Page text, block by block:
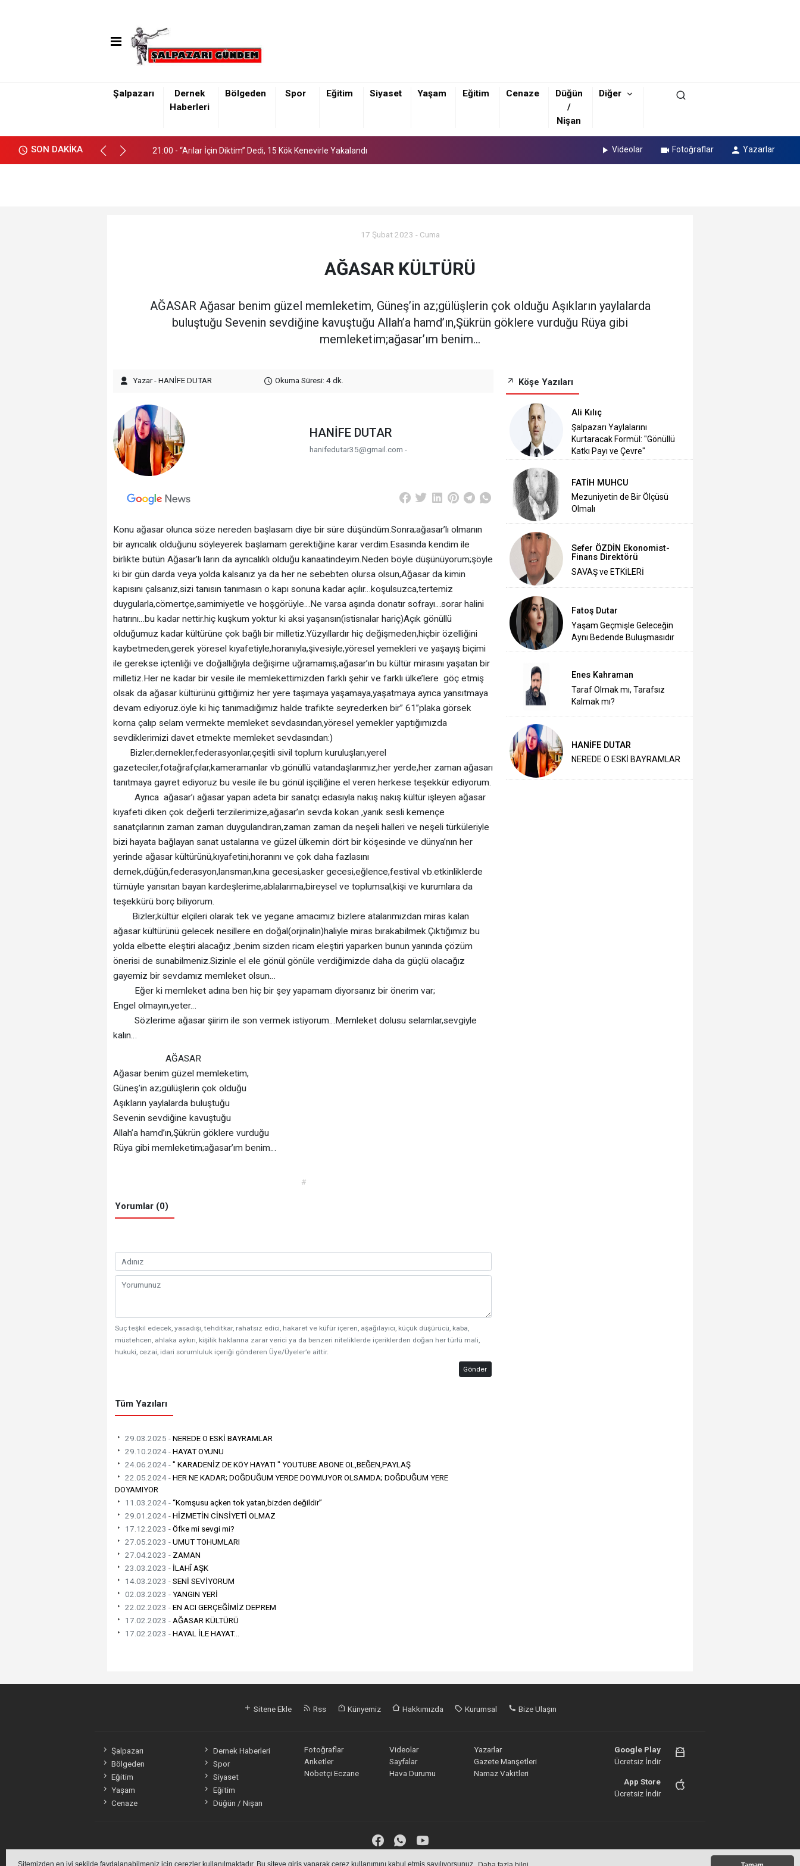
Şalpazarı
Dernek
Haberleri
Bölgeden Spor Eğitim Siyaset Yaşam Eğitim Cenaze
Düğün
/
Nişan
Diğer
SON DAKİKA
21:00 - “Arılar İçin Diktim” Dedi, 15 Kök Kenevirle Yakalandı
21:00 - “Arılar İçin Diktim” Dedi, 15 Kök Kenevirle Yakalandı Videolar Fotoğraflar Yazarlar
17 Şubat 2023 - Cuma
AĞASAR KÜLTÜRÜ
AĞASAR Ağasar benim güzel memleketim, Güneş’in az;gülüşlerin çok olduğu Aşıkların yaylalarda
buluştuğu Sevenin sevdiğine kavuştuğu Allah’a hamd’ın,Şükrün göklere vurduğu Rüya gibi
memleketim;ağasar’ım benim…
Yazar - HANİFE DUTAR Okuma Süresi: 4 dk.
HANİFE DUTAR
hanifedutar35@gmail.com -
Konu ağasar olunca söze nereden başlasam diye bir süre düşündüm.Sonra;ağasar’lı olmanın
bir ayrıcalık olduğunu söyleyerek başlamam gerektiğine karar verdim.Esasında kendim ile
birlikte bütün Ağasar’lı ların da ayrıcalıklı olduğu kanaatindeyim.Neden böyle düşünüyorum;şöyle
ki bir gün darda veya yolda kalsanız ya da her ne sebebten olursa olsun,Ağasar da kimin
kapısını çalsanız,sizi tanısın tanımasın o kapı sonuna kadar açılır…koşulsuzca,tertemiz
duygularla,cömertçe,samimiyetle ve hoşgörüyle…Ne varsa aşında donatır sofrayı…sorar halini
hatırını…bu kadar nettir.hiç kuşkum yoktur ki aksi yaşansın(istisnalar hariç)Açık gönüllü
olduğumuz kadar kültürüne çok bağlı bir milletiz.Yüzyıllardır hiç değişmeden,hiçbir özelliğini
kaybetmeden,gerek yöresel kıyafetiyle,horanıyla,şivesiyle,yöresel yemekleri ve yaşayış biçimi
ile gerekse içtenliği ve doğallığıyla değişime uğramamış,ağasar’ın bu kültür mirasını yaşatan bir
milletiz.Her ne kadar bir vesile ile memlekettimizden farklı şehir ve farklı ülke’lere göç etmiş
olsak da ağasar kültürünü gittiğimiz her yere taşımaya yaşamaya,yaşatmaya ayrıca yansıtmaya
devam ediyoruz.öyle ki hiç tanımadığımız halde trafikte seyrederken bir” 61”plaka görsek
korna çalıp selam vermekte memleket sevdasından,yöresel yemekler yaptığımızda
sevdiklerimizi davet etmekte memleket sevdasından:)
Bizler;dernekler,federasyonlar,çeşitli sivil toplum kuruluşları,yerel
gazeteciler,fotağrafçılar,kameramanlar vb.gönüllü vatandaşlarımız,her yerde,her zaman ağasarı
tanıtmaya gayret ediyoruz bu vesile ile bu gönül işçiliğine el veren herkese teşekkür ediyorum.
Ayrıca ağasar’ı ağasar yapan adeta bir sanatçı edasıyla nakış nakış kültür işleyen ağasar
kıyafeti diken çok değerli terzilerimize,ağasar’ın sevda kokan ,yanık sesli kemençe
sanatçılarının zaman zaman duygulandıran,zaman zaman da neşeli halleri ve neşeli türküleriyle
bizi hayata bağlayan sanat ustalarına ve güzel ülkemin dört bir köşesinde ve dünya’nın her
yerinde ağasar kültürünü,kıyafetini,horanını ve çok daha fazlasını
dernek,düğün,federasyon,lansman,kına gecesi,asker gecesi,eğlence,festival vb.etkinliklerde
tümüyle yansıtan bayan kardeşlerime,ablalarıma,bireysel ve toplumsal,kişi ve kurumlara da
teşekkürü borç biliyorum.
Bizler;kültür elçileri olarak tek ve yegane amacımız bizlere atalarımızdan miras kalan
ağasar kültürünü gelecek nesillere en doğal(orjinalin)haliyle miras bırakabilmek.Çıktığımız bu
yolda elbette eleştiri alacağız ,benim sizden ricam eleştiri yaparken bunun yanında çözüm
önerisi de sunabilmeniz.Sizinle el ele gönül gönüle verdiğimizde daha da güçlü olacağız
gayemiz bir sevdamız memleket olsun…
Eğer ki memleket adına ben hiç bir şey yapamam diyorsanız bir önerim var;
Engel olmayın,yeter…
Sözlerime ağasar şiirim ile son vermek istiyorum…Memleket dolusu selamlar,sevgiyle
kalın…
AĞASAR
Ağasar benim güzel memleketim,
Güneş’in az;gülüşlerin çok olduğu
Aşıkların yaylalarda buluştuğu
Sevenin sevdiğine kavuştuğu
Allah’a hamd’ın,Şükrün göklere vurduğu
Rüya gibi memleketim;ağasar’ım benim…
#
Yorumlar (0)
Suç teşkil edecek, yasadışı, tehditkar, rahatsız edici, hakaret ve küfür içeren, aşağılayıcı, küçük düşürücü, kaba,
müstehcen, ahlaka aykırı, kişilik haklarına zarar verici ya da benzeri niteliklerde içeriklerden doğan her türlü mali,
hukuki, cezai, idari sorumluluk içeriği gönderen Üye/Üyeler’e aittir.
Gönder
Tüm Yazıları
29.03.2025 -NEREDE O ESKİ BAYRAMLAR
29.10.2024 -HAYAT OYUNU
24.06.2024 -" KARADENİZ DE KÖY HAYATI " YOUTUBE ABONE OL,BEĞEN,PAYLAŞ
22.05.2024 -HER NE KADAR; DOĞDUĞUM YERDE DOYMUYOR OLSAMDA; DOĞDUĞUM YERE
DOYAMIYOR
11.03.2024 -“Komşusu açken tok yatan,bizden değildir”
29.01.2024 -HİZMETİN CİNSİYETİ OLMAZ
17.12.2023 -Öfke mi sevgi mi?
27.05.2023 -UMUT TOHUMLARI
27.04.2023 - ZAMAN
23.03.2023 - İLAHÎ AŞK
14.03.2023 -SENİ SEVİYORUM
02.03.2023 -YANGIN YERİ
22.02.2023 -EN ACI GERÇEĞİMİZ DEPREM
17.02.2023 -AĞASAR KÜLTÜRÜ
17.02.2023 -HAYAL İLE HAYAT…
Köşe Yazıları
Ali Kılıç
Şalpazarı Yaylalarını
Kurtaracak Formül: "Gönüllü
Katkı Payı ve Çevre"
FATİH MUHCU
Mezuniyetin de Bir Ölçüsü
Olmalı
Sefer ÖZDİN Ekonomist-
Finans Direktörü
SAVAŞ ve ETKİLERİ
Fatoş Dutar
Yaşam Geçmişle Geleceğin
Aynı Bedende Buluşmasıdır
Enes Kahraman
Taraf Olmak mı, Tarafsız
Kalmak mı?
HANİFE DUTAR
NEREDE O ESKİ BAYRAMLAR
Sitene Ekle Rss Künyemiz Hakkımızda Kurumsal Bize Ulaşın
Şalpazarı
Dernek Haberleri
Bölgeden
Spor
Eğitim
Siyaset
Yaşam
Eğitim
Cenaze
Düğün / Nişan
Fotoğraflar Videolar
Yazarlar
Anketler
Sayfalar
Gazete Manşetleri
Nöbetçi Eczane
Hava Durumu Namaz Vakitleri
Google Play
Ücretsiz İndir
App Store
Ücretsiz İndir